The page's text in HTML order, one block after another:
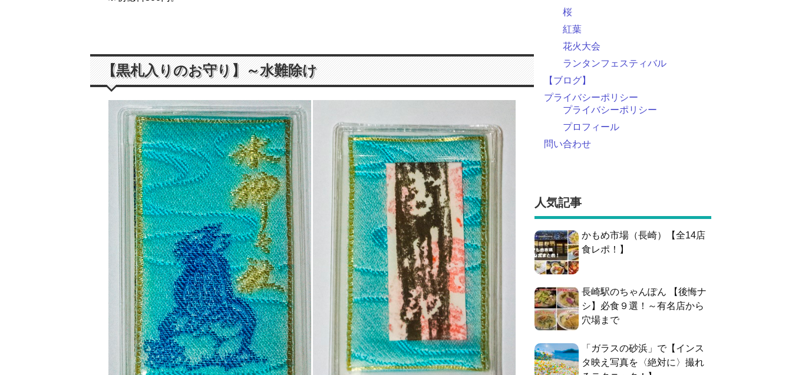
【黒札入りのお守り】～水難除け
桜
紅葉
花火大会
ランタンフェスティバル
【ブログ】
プライバシーポリシー
プライバシーポリシー
プロフィール
問い合わせ
人気記事
かもめ市場（長崎）【全14店
食レポ！】
長崎駅のちゃんぽん 【後悔ナ
シ】必食９選！～有名店から
穴場まで
「ガラスの砂浜」で【インス
タ映え写真を〈絶対に〉撮れ